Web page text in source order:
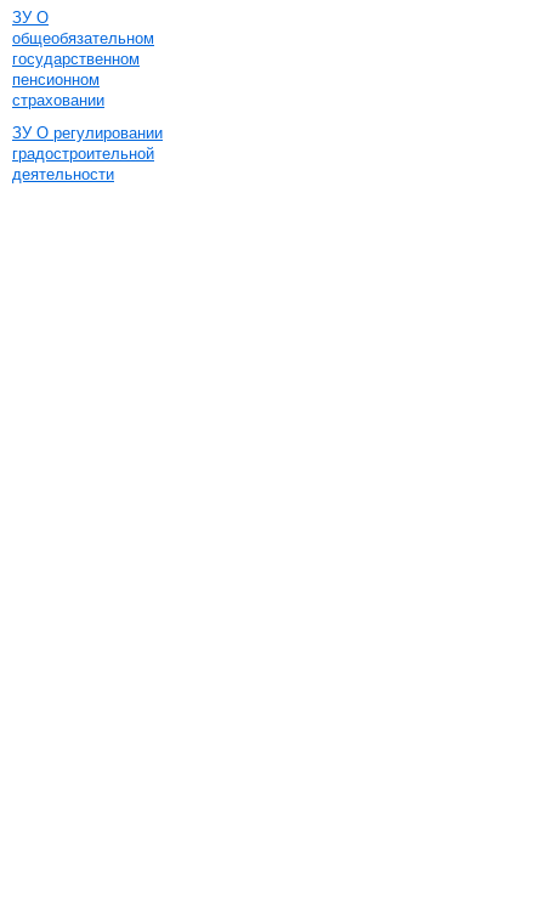
ЗУ О
общеобязательном
государственном
пенсионном
страховании
ЗУ О регулировании
градостроительной
деятельности